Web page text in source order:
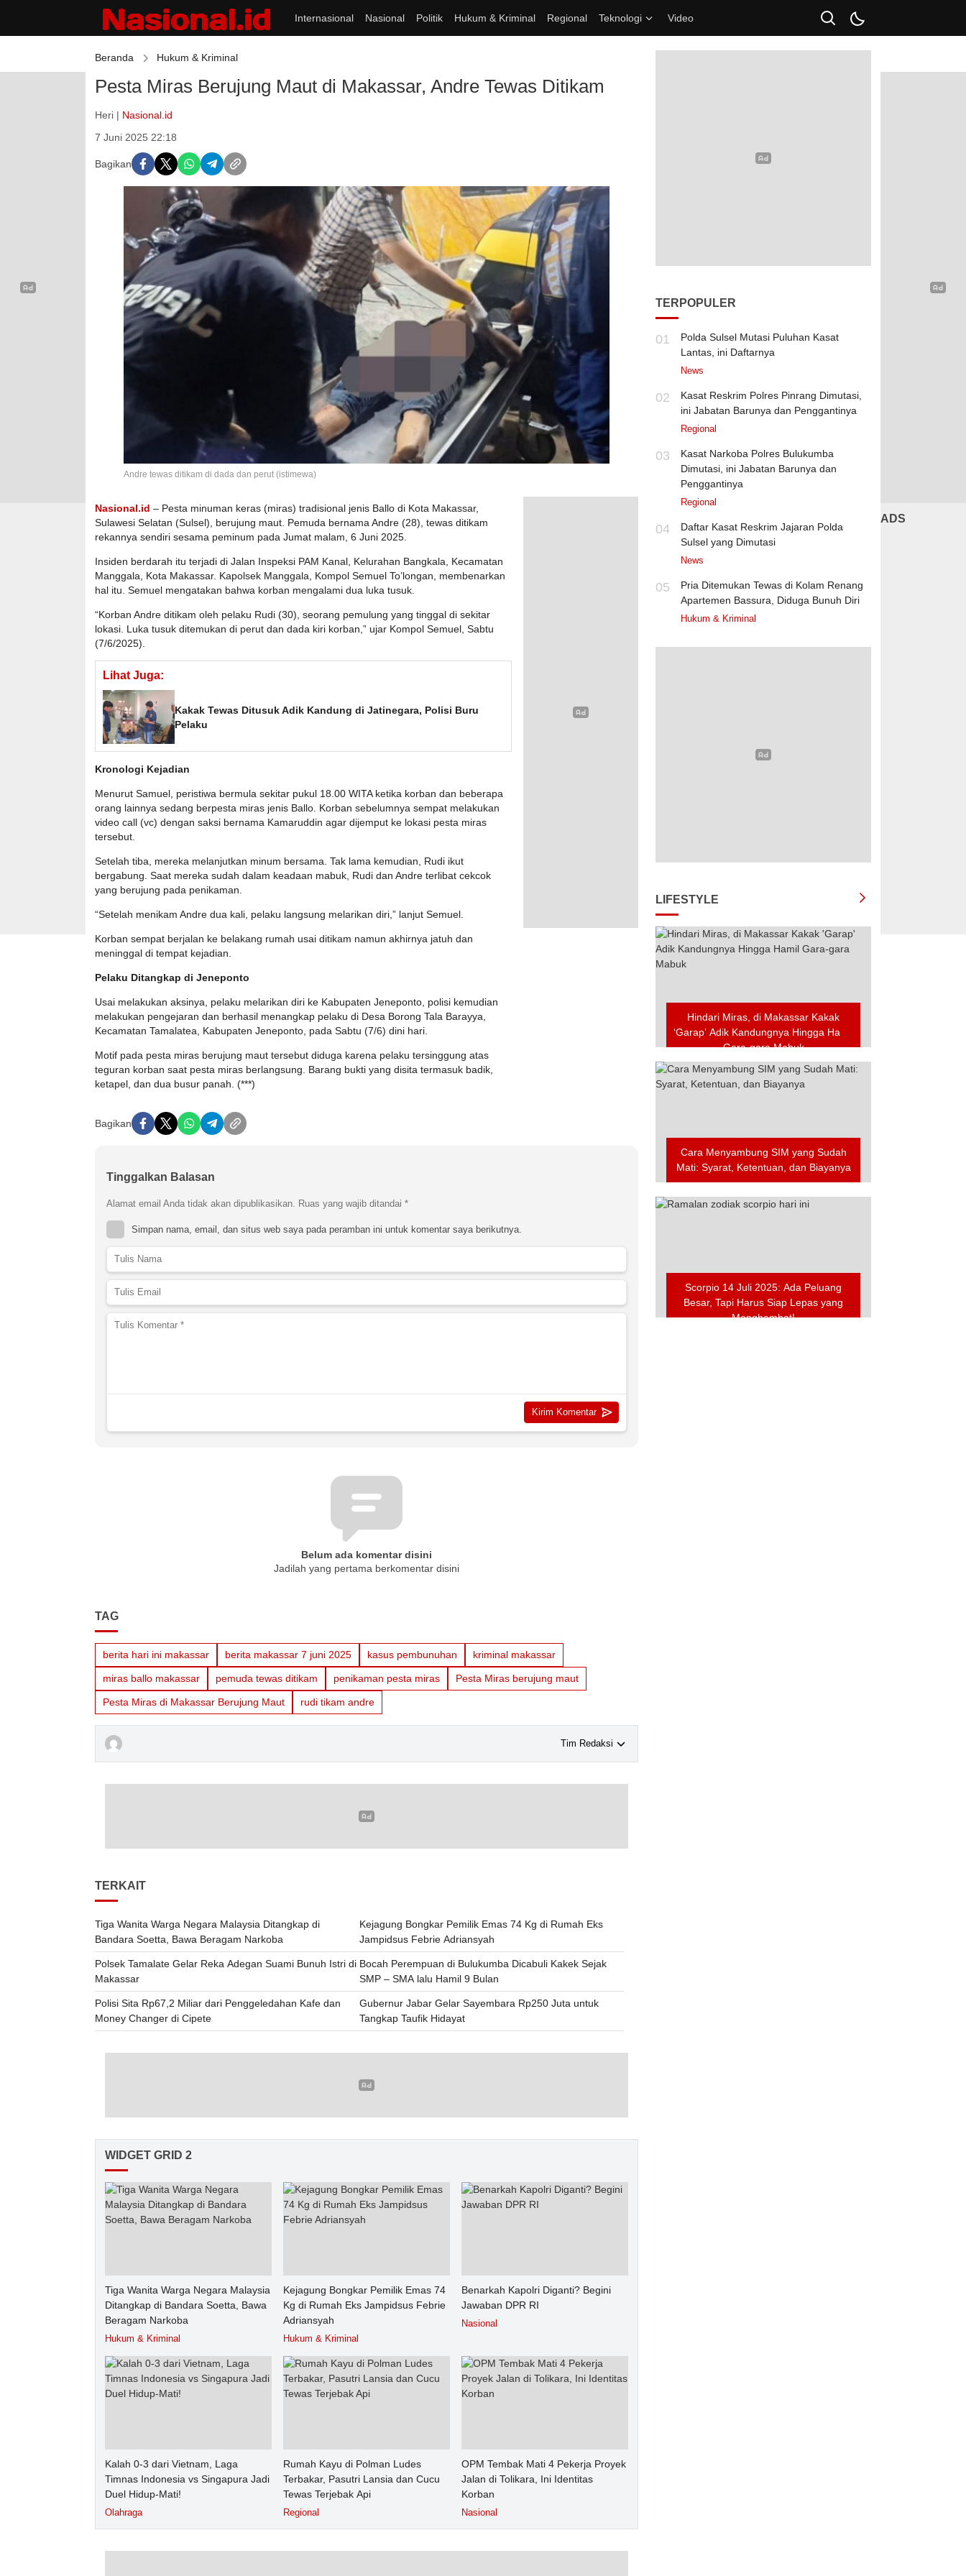
Internasional Nasional Politik Hukum & Kriminal Regional Teknologi Video
Beranda Hukum & Kriminal
Pesta Miras Berujung Maut di Makassar, Andre Tewas Ditikam
Heri | Nasional.id
7 Juni 2025 22:18
Bagikan
Andre tewas ditikam di dada dan perut (istimewa)
Nasional.id – Pesta minuman keras (miras) tradisional jenis Ballo di Kota Makassar,
Sulawesi Selatan (Sulsel), berujung maut. Pemuda bernama Andre (28), tewas ditikam
rekannya sendiri sesama peminum pada Jumat malam, 6 Juni 2025.
Insiden berdarah itu terjadi di Jalan Inspeksi PAM Kanal, Kelurahan Bangkala, Kecamatan
Manggala, Kota Makassar. Kapolsek Manggala, Kompol Semuel To’longan, membenarkan
hal itu. Semuel mengatakan bahwa korban mengalami dua luka tusuk.
“Korban Andre ditikam oleh pelaku Rudi (30), seorang pemulung yang tinggal di sekitar
lokasi. Luka tusuk ditemukan di perut dan dada kiri korban,” ujar Kompol Semuel, Sabtu
(7/6/2025).
Lihat Juga:
Kakak Tewas Ditusuk Adik Kandung di Jatinegara, Polisi Buru
Pelaku
Kronologi Kejadian
Menurut Samuel, peristiwa bermula sekitar pukul 18.00 WITA ketika korban dan beberapa
orang lainnya sedang berpesta miras jenis Ballo. Korban sebelumnya sempat melakukan
video call (vc) dengan saksi bernama Kamaruddin agar dijemput ke lokasi pesta miras
tersebut.
Setelah tiba, mereka melanjutkan minum bersama. Tak lama kemudian, Rudi ikut
bergabung. Saat mereka sudah dalam keadaan mabuk, Rudi dan Andre terlibat cekcok
yang berujung pada penikaman.
“Setelah menikam Andre dua kali, pelaku langsung melarikan diri,” lanjut Semuel.
Korban sempat berjalan ke belakang rumah usai ditikam namun akhirnya jatuh dan
meninggal di tempat kejadian.
Pelaku Ditangkap di Jeneponto
Usai melakukan aksinya, pelaku melarikan diri ke Kabupaten Jeneponto, polisi kemudian
melakukan pengejaran dan berhasil menangkap pelaku di Desa Borong Tala Barayya,
Kecamatan Tamalatea, Kabupaten Jeneponto, pada Sabtu (7/6) dini hari.
Motif pada pesta miras berujung maut tersebut diduga karena pelaku tersinggung atas
teguran korban saat pesta miras berlangsung. Barang bukti yang disita termasuk badik,
ketapel, dan dua busur panah. (***)
Bagikan
Tinggalkan Balasan
Alamat email Anda tidak akan dipublikasikan. Ruas yang wajib ditandai *
Simpan nama, email, dan situs web saya pada peramban ini untuk komentar saya berikutnya.
Belum ada komentar disini
Jadilah yang pertama berkomentar disini
TAG
berita hari ini makassar berita makassar 7 juni 2025 kasus pembunuhan kriminal makassar
miras ballo makassar pemuda tewas ditikam penikaman pesta miras Pesta Miras berujung maut
Pesta Miras di Makassar Berujung Maut rudi tikam andre
Tim Redaksi
TERKAIT
Tiga Wanita Warga Negara Malaysia Ditangkap di
Bandara Soetta, Bawa Beragam Narkoba
Kejagung Bongkar Pemilik Emas 74 Kg di Rumah Eks
Jampidsus Febrie Adriansyah
Polsek Tamalate Gelar Reka Adegan Suami Bunuh Istri di
Makassar
Bocah Perempuan di Bulukumba Dicabuli Kakek Sejak
SMP – SMA lalu Hamil 9 Bulan
Polisi Sita Rp67,2 Miliar dari Penggeledahan Kafe dan
Money Changer di Cipete
Gubernur Jabar Gelar Sayembara Rp250 Juta untuk
Tangkap Taufik Hidayat
WIDGET GRID 2
Tiga Wanita Warga Negara Malaysia
Ditangkap di Bandara Soetta, Bawa
Beragam Narkoba
Hukum & Kriminal
Kejagung Bongkar Pemilik Emas 74
Kg di Rumah Eks Jampidsus Febrie
Adriansyah
Hukum & Kriminal
Benarkah Kapolri Diganti? Begini
Jawaban DPR RI
Nasional
Kalah 0-3 dari Vietnam, Laga
Timnas Indonesia vs Singapura Jadi
Duel Hidup-Mati!
Olahraga
Rumah Kayu di Polman Ludes
Terbakar, Pasutri Lansia dan Cucu
Tewas Terjebak Api
Regional
OPM Tembak Mati 4 Pekerja Proyek
Jalan di Tolikara, Ini Identitas
Korban
Nasional
TERPOPULER
01
Polda Sulsel Mutasi Puluhan Kasat
Lantas, ini Daftarnya
News
02
Kasat Reskrim Polres Pinrang Dimutasi,
ini Jabatan Barunya dan Penggantinya
Regional
03
Kasat Narkoba Polres Bulukumba
Dimutasi, ini Jabatan Barunya dan
Penggantinya
Regional
04
Daftar Kasat Reskrim Jajaran Polda
Sulsel yang Dimutasi
News
05
Pria Ditemukan Tewas di Kolam Renang
Apartemen Bassura, Diduga Bunuh Diri
Hukum & Kriminal
LIFESTYLE
Hindari Miras, di Makassar Kakak
‘Garap’ Adik Kandungnya Hingga Hamil
Gara-gara Mabuk
Cara Menyambung SIM yang Sudah
Mati: Syarat, Ketentuan, dan Biayanya
Scorpio 14 Juli 2025: Ada Peluang
Besar, Tapi Harus Siap Lepas yang
Menghambat!
ADS